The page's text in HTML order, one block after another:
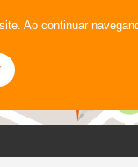
Ao continuar
no mapa para